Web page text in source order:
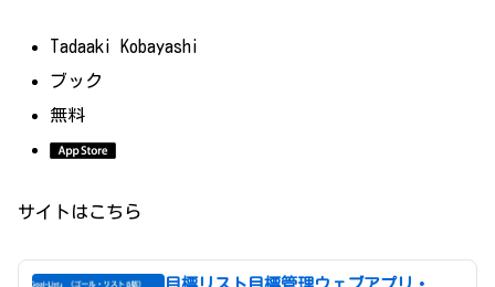
Tadaaki Kobayashi
ブック
無料
サイトはこちら